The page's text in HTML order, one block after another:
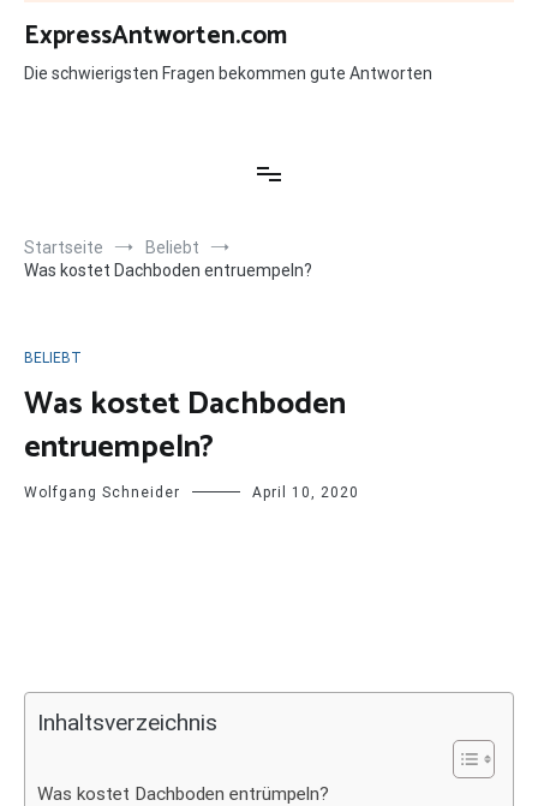
Zum
Inhalt
springen
ExpressAntworten.com
Die schwierigsten Fragen bekommen gute Antworten
Startseite
Beliebt
Was kostet Dachboden entruempeln?
BELIEBT
Was kostet Dachboden
entruempeln?
Wolfgang Schneider April 10, 2020
Inhaltsverzeichnis
Was kostet Dachboden entrümpeln?